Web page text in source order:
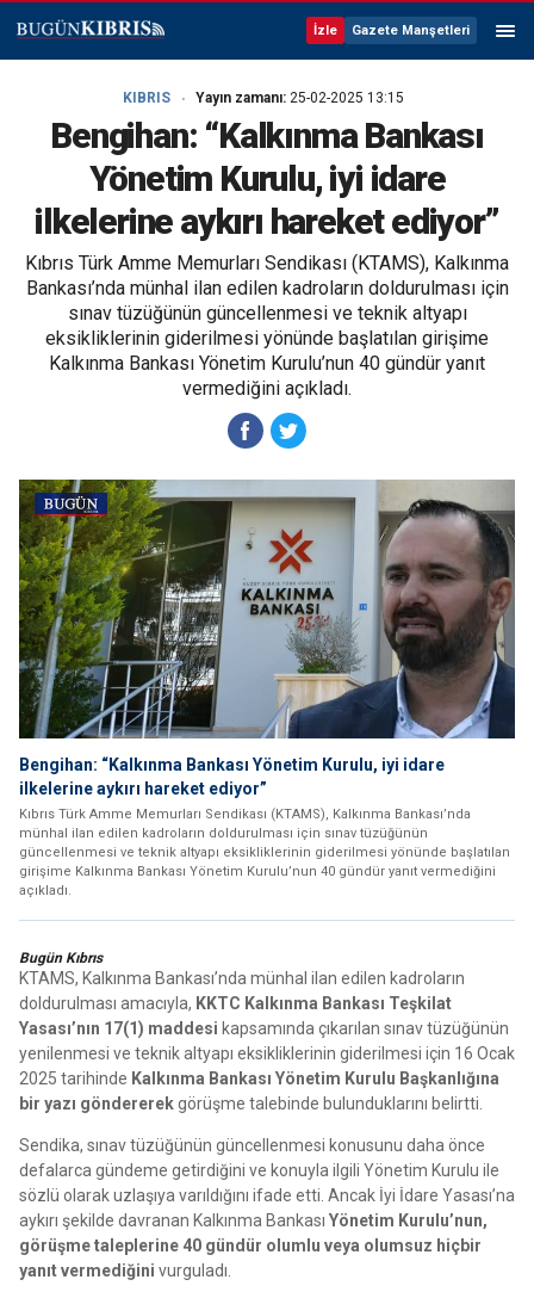
İzle Gazete Manşetleri
KIBRIS Yayın zamanı: 25-02-2025 13:15
Bengihan: “Kalkınma Bankası
Yönetim Kurulu, iyi idare
ilkelerine aykırı hareket ediyor”
Kıbrıs Türk Amme Memurları Sendikası (KTAMS), Kalkınma
Bankası’nda münhal ilan edilen kadroların doldurulması için
sınav tüzüğünün güncellenmesi ve teknik altyapı
eksikliklerinin giderilmesi yönünde başlatılan girişime
Kalkınma Bankası Yönetim Kurulu’nun 40 gündür yanıt
vermediğini açıkladı.
Bengihan: “Kalkınma Bankası Yönetim Kurulu, iyi idare
ilkelerine aykırı hareket ediyor”
Kıbrıs Türk Amme Memurları Sendikası (KTAMS), Kalkınma Bankası’nda
münhal ilan edilen kadroların doldurulması için sınav tüzüğünün
güncellenmesi ve teknik altyapı eksikliklerinin giderilmesi yönünde başlatılan
girişime Kalkınma Bankası Yönetim Kurulu’nun 40 gündür yanıt vermediğini
açıkladı.
Bugün Kıbrıs
KTAMS, Kalkınma Bankası’nda münhal ilan edilen kadroların
doldurulması amacıyla, KKTC Kalkınma Bankası Teşkilat
Yasası’nın 17(1) maddesi kapsamında çıkarılan sınav tüzüğünün
yenilenmesi ve teknik altyapı eksikliklerinin giderilmesi için 16 Ocak
2025 tarihinde Kalkınma Bankası Yönetim Kurulu Başkanlığına
bir yazı göndererekgörüşme talebinde bulunduklarını belirtti.
Sendika, sınav tüzüğünün güncellenmesi konusunu daha önce
defalarca gündeme getirdiğini ve konuyla ilgili Yönetim Kurulu ile
sözlü olarak uzlaşıya varıldığını ifade etti. Ancak İyi İdare Yasası’na
aykırı şekilde davranan Kalkınma Bankası Yönetim Kurulu’nun,
görüşme taleplerine 40 gündür olumlu veya olumsuz hiçbir
yanıt vermediğini vurguladı.